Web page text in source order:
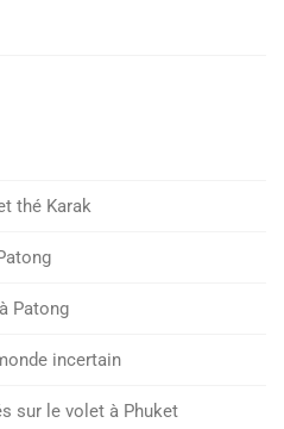
thé Karak
Patong
incertain
sur le volet à Phuket